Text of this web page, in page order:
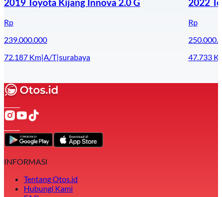
2019 Toyota Kijang Innova 2.0 G
Rp
239.000.000
72.187 Km|A/T|surabaya
2022
Rp
47.733
INFORMASI
Tentang Otos.id
Hubungi Kami